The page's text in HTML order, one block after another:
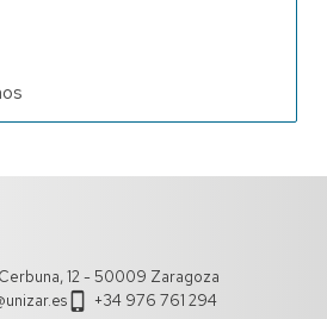
12 - 50009 Zaragoza
+34 976 761 294